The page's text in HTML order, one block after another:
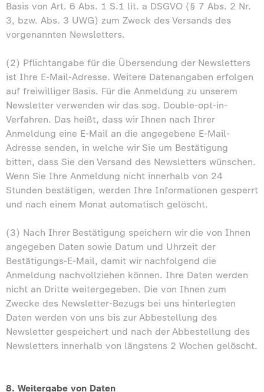
Basis von Art. 6 Abs. 1 S.1 lit. a DSGVO (§ 7 Abs. 2 Nr.
3, bzw. Abs. 3 UWG) zum Zweck des Versands des
vorgenannten Newsletters.
(2) Pflichtangabe für die Übersendung der Newsletters
ist Ihre E-Mail-Adresse. Weitere Datenangaben erfolgen
auf freiwilliger Basis. Für die Anmeldung zu unserem
Newsletter verwenden wir das sog. Double-opt-in-
Verfahren. Das heißt, dass wir Ihnen nach Ihrer
Anmeldung eine E-Mail an die angegebene E-Mail-
Adresse senden, in welche wir Sie um Bestätigung
bitten, dass Sie den Versand des Newsletters wünschen.
Wenn Sie Ihre Anmeldung nicht innerhalb von 24
Stunden bestätigen, werden Ihre Informationen gesperrt
und nach einem Monat automatisch gelöscht.
(3) Nach Ihrer Bestätigung speichern wir die von Ihnen
angegeben Daten sowie Datum und Uhrzeit der
Bestätigungs-E-Mail, damit wir nachfolgend die
Anmeldung nachvollziehen können. Ihre Daten werden
nicht an Dritte weitergegeben. Die von Ihnen zum
Zwecke des Newsletter-Bezugs bei uns hinterlegten
Daten werden von uns bis zur Abbestellung des
Newsletter gespeichert und nach der Abbestellung des
Newsletters innerhalb von längstens 2 Wochen gelöscht.
8. Weitergabe von Daten